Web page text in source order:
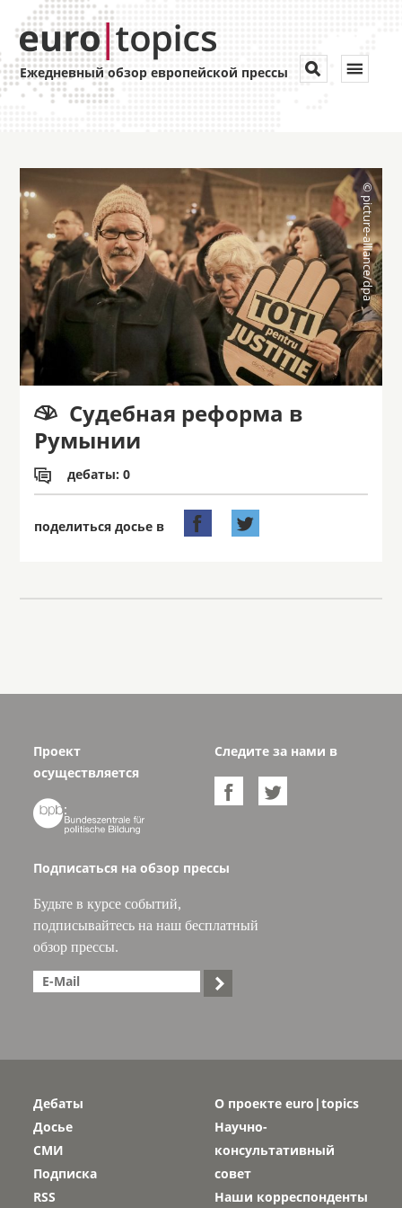
Ежедневный обзор европейской прессы Toggle


 Судебная реформа в
Румынии
 дебаты: 0
поделиться досье в  
Проект
осуществляется

Следите за нами в
 
Подписаться на обзор прессы
Будьте в курсе событий,
подписывайтесь на наш бесплатный
обзор прессы.

Дебаты
Досье
СМИ
Подписка
RSS
О проекте euro|topics
Научно-
консультативный
совет
Наши корреспонденты